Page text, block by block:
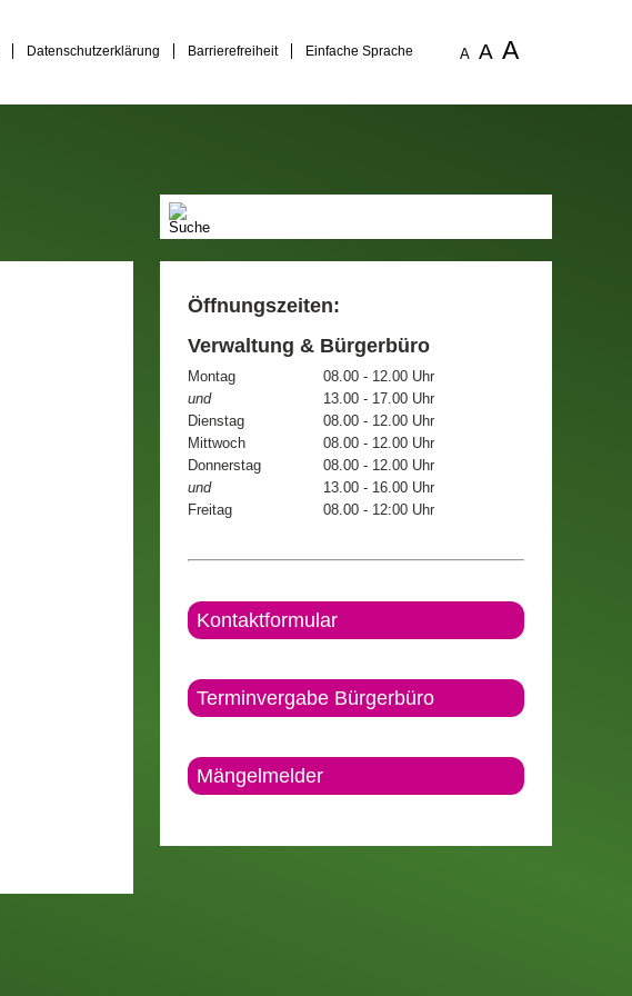
Datenschutzerklärung Barrierefreiheit Einfache Sprache A A A
Öffnungszeiten:
Verwaltung & Bürgerbüro
Montag
08.00 - 12.00 Uhr
und
13.00 - 17.00 Uhr
Dienstag
08.00 - 12.00 Uhr
Mittwoch
08.00 - 12.00 Uhr
Donnerstag
08.00 - 12.00 Uhr
und
13.00 - 16.00 Uhr
Freitag
08.00 - 12:00 Uhr
Kontaktformular
Terminvergabe Bürgerbüro
Mängelmelder